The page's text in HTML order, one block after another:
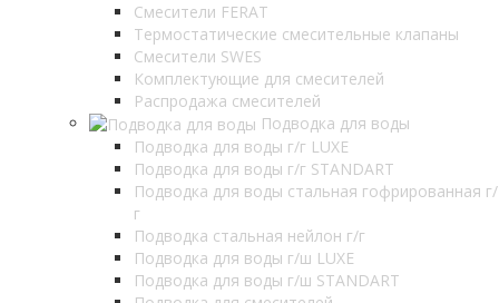
Смесители FERAT
Термостатические смесительные клапаны
Смесители SWES
Комплектующие для смесителей
Распродажа смесителей
Подводка для воды
Подводка для воды г/г LUXE
Подводка для воды г/г STANDART
Подводка для воды стальная гофрированная г/
г
Подводка стальная нейлон г/г
Подводка для воды г/ш LUXE
Подводка для воды г/ш STANDART